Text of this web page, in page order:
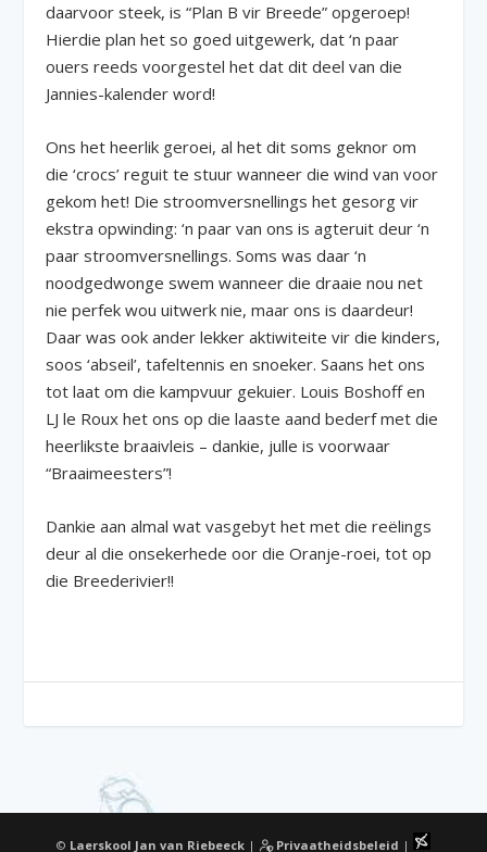
daarvoor steek, is “Plan B vir Breede” opgeroep!
Hierdie plan het so goed uitgewerk, dat ‘n paar
ouers reeds voorgestel het dat dit deel van die
Jannies-kalender word!
Ons het heerlik geroei, al het dit soms geknor om
die ‘crocs’ reguit te stuur wanneer die wind van voor
gekom het! Die stroomversnellings het gesorg vir
ekstra opwinding: ‘n paar van ons is agteruit deur ‘n
paar stroomversnellings. Soms was daar ‘n
noodgedwonge swem wanneer die draaie nou net
nie perfek wou uitwerk nie, maar ons is daardeur!
Daar was ook ander lekker aktiwiteite vir die kinders,
soos ‘abseil’, tafeltennis en snoeker. Saans het ons
tot laat om die kampvuur gekuier. Louis Boshoff en
LJ le Roux het ons op die laaste aand bederf met die
heerlikste braaivleis – dankie, julle is voorwaar
“Braaimeesters”!
Dankie aan almal wat vasgebyt het met die reëlings
deur al die onsekerhede oor die Oranje-roei, tot op
die Breederivier!!
© Laerskool Jan van Riebeeck| Privaatheidsbeleid |